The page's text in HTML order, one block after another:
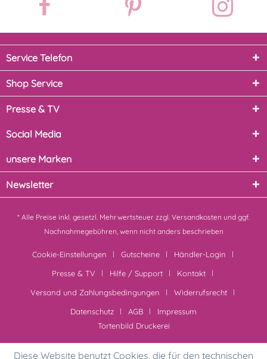
Service Telefon
Shop Service
Presse & TV
Social Media
unsere Marken
Newsletter
* Alle Preise inkl. gesetzl. Mehrwertsteuer zzgl. Versandkosten und ggf.
Nachnahmegebühren, wenn nicht anders beschrieben
Cookie-Einstellungen Gutscheine
Händler-Login
Presse & TV
Hilfe / Support
Kontakt
Versand und Zahlungsbedingungen
Widerrufsrecht
Datenschutz
AGB
Impressum
Tortenbild Druckerei
Diese Website benutzt Cookies, die für den technischen